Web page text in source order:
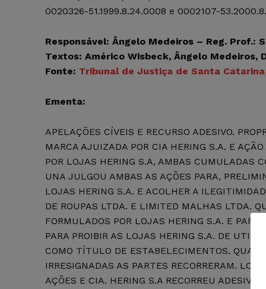
0020326-51.1999.8.24.0008 e 0002107-
Responsável: Ângelo Medeiros – Reg. Prof.:
Textos: Américo Wisbeck, Ângelo Medeiros,
Fonte: Tribunal de Justiça de Santa Catarina
Ementa:
APELAÇÕES CÍVEIS E RECURSO ADESIVO.
MARCA AJUIZADA POR CIA HERING S.A. E
POR LOJAS HERING S.A, AMBAS CUMULADAS
UNA JULGOU AMBAS AS AÇÕES PARA,
LOJAS HERING S.A. E ACOLHER A
DE ROUPAS LTDA. E LIMITED MALHAS LTDA.
FORMULADOS POR LOJAS HERING S.A. E
PARA PROIBIR AS LOJAS HERING S.A. DE
COMO TÍTULO DE ESTABELECIMENTOS.
IRRESIGNADAS AS PARTES RECORRERAM.
AÇÕES E CIA. HERING S.A RECORREU